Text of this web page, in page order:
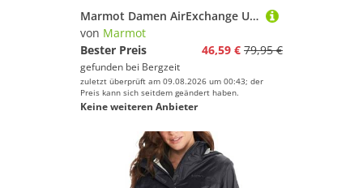
Marmot Damen AirExchange UPF 40 Rock
von Marmot
Bester Preis
46,59 € 79,95 €
gefunden bei Bergzeit
zuletzt überprüft am 09.08.2026 um 00:43; der
Preis kann sich seitdem geändert haben.
Keine weiteren Anbieter